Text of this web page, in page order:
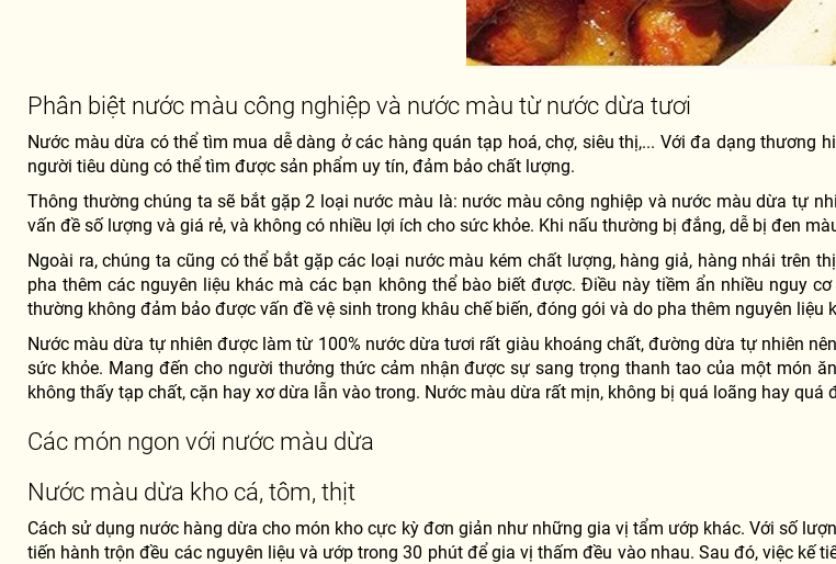
Phân biệt nước màu công nghiệp và nước màu từ nước dừa tươi
Nước màu dừa có thể tìm mua dễ dàng ở các hàng quán tạp hoá, chợ, siêu thị,... Với đa dạng
người tiêu dùng có thể tìm được sản phẩm uy tín, đảm bảo chất lượng.
Thông thường chúng ta sẽ bắt gặp 2 loại nước màu là: nước màu công nghiệp và nước màu dừa tự
vấn đề số lượng và giá rẻ, và không có nhiều lợi ích cho sức khỏe. Khi nấu thường bị đắng, dễ bị đen
Ngoài ra, chúng ta cũng có thể bắt gặp các loại nước màu kém chất lượng, hàng giả, hàng nhái trên
pha thêm các nguyên liệu khác mà các bạn không thể bào biết được. Điều này tiềm ẩn nhiều nguy
thường không đảm bảo được vấn đề vệ sinh trong khâu chế biến, đóng gói và do pha thêm nguyên liệu
Nước màu dừa tự nhiên được làm từ 100% nước dừa tươi rất giàu khoáng chất, đường dừa tự nhiên
sức khỏe. Mang đến cho người thưởng thức cảm nhận được sự sang trọng thanh tao của một món
không thấy tạp chất, cặn hay xơ dừa lẫn vào trong. Nước màu dừa rất mịn, không bị quá loãng hay quá
Các món ngon với nước màu dừa
Nước màu dừa kho cá, tôm, thịt
Cách sử dụng nước hàng dừa cho món kho cực kỳ đơn giản như những gia vị tẩm ướp khác. Với số
tiến hành trộn đều các nguyên liệu và ướp trong 30 phút để gia vị thấm đều vào nhau. Sau đó, việc